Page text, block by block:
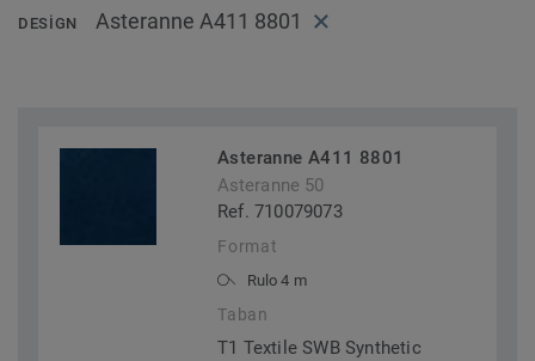
DESIGN Asteranne A411 8801
Asteranne A411 8801
Asteranne 50
Ref. 710079073
Format
Rulo 4 m
Taban
T1 Textile SWB Synthetic